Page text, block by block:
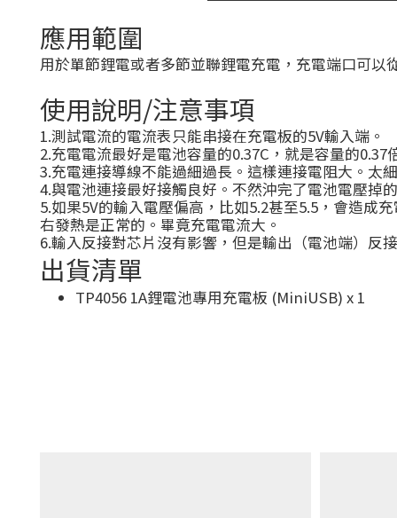
應用範圍
用於單節鋰電或者多節並聯鋰電充電，充電端口可以
使用說明/注意事項
1.測試電流的電流表只能串接在充電板的5V輸入端。
2.充電電流最好是電池容量的0.37C，就是容量的
3.充電連接導線不能過細過長。這樣連接電阻大。太
4.與電池連接最好接觸良好。不然沖完了電池電壓掉
5.如果5V的輸入電壓偏高，比如5.2甚至5.5，會造成
右發熱是正常的。畢竟充電電流大。
6.輸入反接對芯片沒有影響，但是輸出（電池端）反
出貨清單
TP4056 1A鋰電池專用充電板 (MiniUSB) x 1